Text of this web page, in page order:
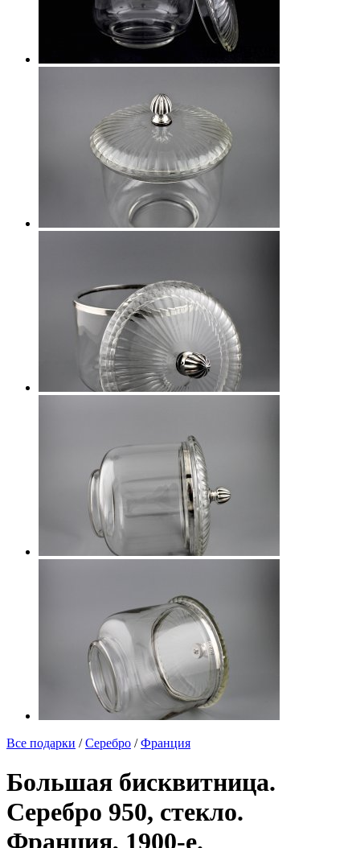
Все подарки /Серебро /Франция
Большая бисквитница.
Серебро 950, стекло.
Франция, 1900-е.